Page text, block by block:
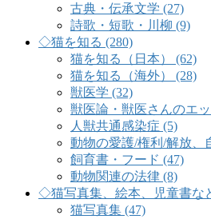
古典・伝承文学 (27)
詩歌・短歌・川柳 (9)
◇猫を知る (280)
猫を知る（日本） (62)
猫を知る（海外） (28)
獣医学 (32)
獣医論・獣医さんのエ
人獣共通感染症 (5)
動物の愛護/権利/解放、
飼育書・フード (47)
動物関連の法律 (8)
◇猫写真集、絵本、児童書な
猫写真集 (47)